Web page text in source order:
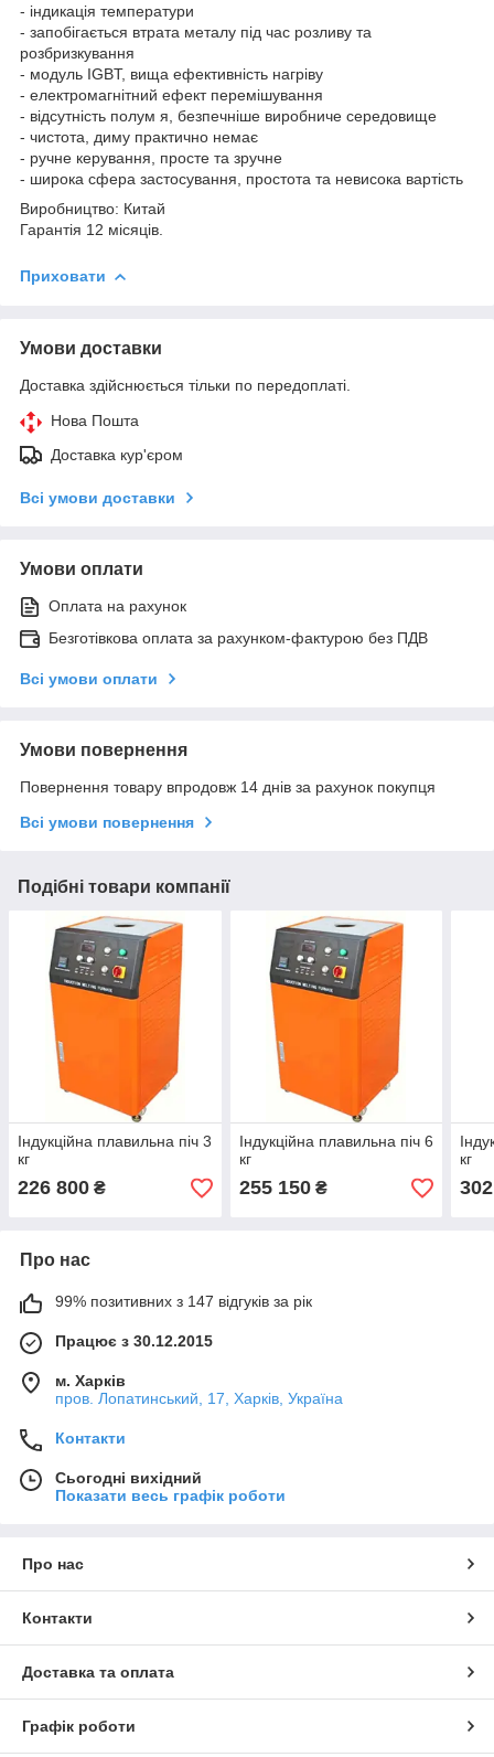
- індикація температури
- запобігається втрата металу під час розливу та
розбризкування
- модуль IGBT, вища ефективність нагріву
- електромагнітний ефект перемішування
- відсутність полум я, безпечніше виробниче середовище
- чистота, диму практично немає
- ручне керування, просте та зручне
- широка сфера застосування, простота та невисока вартість
Виробництво: Китай
Гарантія 12 місяців.
Приховати
Умови доставки
Доставка здійснюється тільки по передоплаті.
Нова Пошта
Доставка кур'єром
Всі умови доставки
Умови оплати
Оплата на рахунок
Безготівкова оплата за рахунком-фактурою без ПДВ
Всі умови оплати
Умови повернення
Повернення товару впродовж 14 днів за рахунок покупця
Всі умови повернення
Подібні товари компанії
Індукційна плавильна піч 3
кг
226 800 ₴
Індукційна плавильна піч 6
кг
255 150₴
кг
Про нас
99% позитивних з 147 відгуків за рік
Працює з 30.12.2015
м. Харків
пров. Лопатинський, 17, Харків, Україна
Контакти
Сьогодні вихідний
Показати весь графік роботи
Про нас
Контакти
Доставка та оплата
Графік роботи